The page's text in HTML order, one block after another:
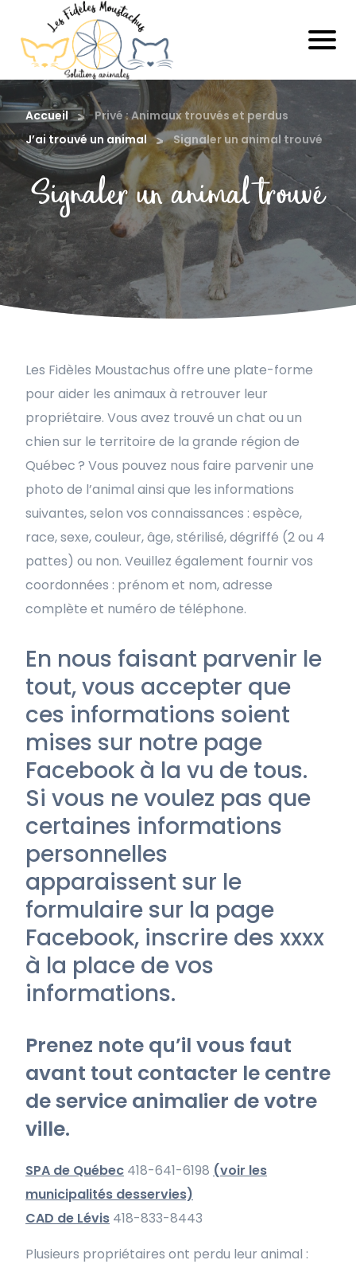
Accueil
Privé : Animaux trouvés et perdus
J’ai trouvé un animal
Signaler un animal trouvé
Signaler un animal trouvé
Les Fidèles Moustachus offre une plate-forme
pour aider les animaux à retrouver leur
propriétaire. Vous avez trouvé un chat ou un
chien sur le territoire de la grande région de
Québec? Vous pouvez nous faire parvenir une
photo de l’animal ainsi que les informations
suivantes, selon vos connaissances : espèce,
race, sexe, couleur, âge, stérilisé, dégriffé (2 ou 4
pattes) ou non. Veuillez également fournir vos
coordonnées : prénom et nom, adresse
complète et numéro de téléphone.
En nous faisant parvenir le
tout, vous accepter que
ces informations soient
mises sur notre page
Facebook à la vu de tous.
Si vous ne voulez pas que
certaines informations
personnelles
apparaissent sur le
formulaire sur la page
Facebook, inscrire des xxxx
à la place de vos
informations.
Prenez note qu’il vous faut
avant tout contacter le centre
de service animalier de votre
ville.
SPA de Québec 418-641-6198 (voir les
municipalités desservies)
CAD de Lévis 418-833-8443
Plusieurs propriétaires ont perdu leur animal :